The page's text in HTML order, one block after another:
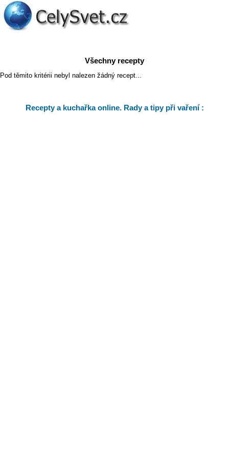
Všechny recepty
Pod těmito kritérii nebyl nalezen žádný recept...
Recepty a kuchařka online. Rady a tipy při vaření :